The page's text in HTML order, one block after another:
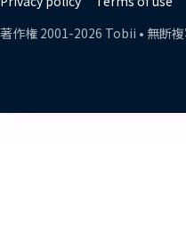
著作権 2001-2026 Tobii • 無断